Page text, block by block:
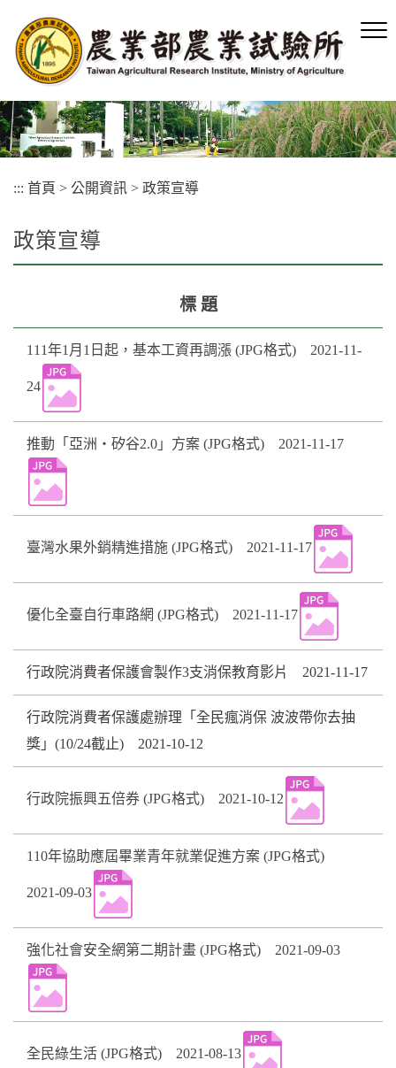
容
區
塊
::: 首頁 > 公開資訊 > 政策宣導
政策宣導
標 題
111年1月1日起，基本工資再調漲 (JPG格式) 2021-11-
24
推動「亞洲・矽谷2.0」方案 (JPG格式) 2021-11-17
臺灣水果外銷精進措施 (JPG格式) 2021-11-17
優化全臺自行車路網 (JPG格式) 2021-11-17
行政院消費者保護會製作3支消保教育影片 2021-11-17
行政院消費者保護處辦理「全民瘋消保 波波帶你去抽
獎」(10/24截止) 2021-10-12
行政院振興五倍券 (JPG格式) 2021-10-12
110年協助應屆畢業青年就業促進方案 (JPG格式)
2021-09-03
強化社會安全網第二期計畫 (JPG格式) 2021-09-03
全民綠生活 (JPG格式) 2021-08-13